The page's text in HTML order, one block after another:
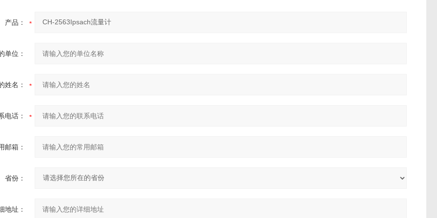
产品：
单位：
姓名：
电话：
邮箱：
省份：
地址：